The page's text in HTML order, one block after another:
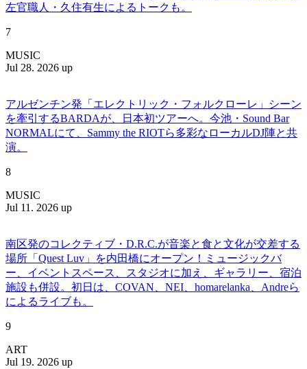
左官職人・久住有生によるトークも。
7
MUSIC
Jul 28. 2026 up
アルゼンチン発「エレクトリック・フォルクローレ」シーン
を牽引するBARDAが、日本初ツアーへ。今池・Sound Bar
NORMALにて、Sammy the RIOTら多彩なローカルDJ陣と共
演。
8
MUSIC
Jul 11. 2026 up
南区発のコレクティブ・D.R.C.が⾳楽と⾷と⽂化が交差する
場所「Quest Luv」を内田橋にオープン！ミュージックバ
ー、イベントスペース、スタジオに加え、ギャラリー、宿泊
施設も併設。初日は、COVAN、NEI、homarelanka、Andreら
によるライブも。
9
ART
Jul 19. 2026 up